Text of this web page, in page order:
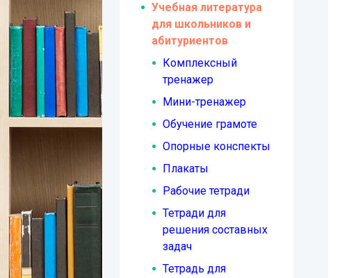
Учебная литература
для школьников и
абитуриентов
Комплексный
тренажер
Мини-тренажер
Обучение грамоте
Опорные конспекты
Плакаты
Рабочие тетради
Тетради для
решения составных
задач
Тетрадь для